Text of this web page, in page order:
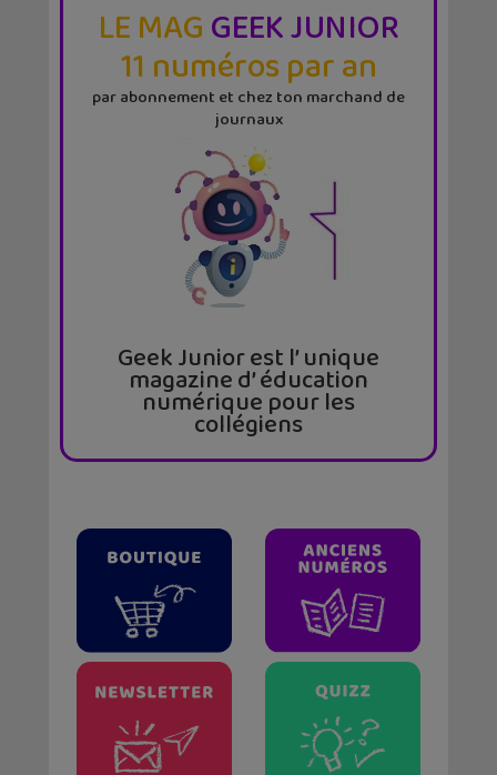
LE MAGGEEK JUNIOR
11 numéros par an
par abonnement et chez ton marchand de
journaux
Geek Junior est l’ unique
magazine d’ éducation
numérique pour les
collégiens